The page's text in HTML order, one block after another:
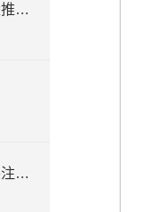
潜水搅拌器流量的计算和测量推力的试验台介绍
污水处理中的潜水搅拌器安装注意事项